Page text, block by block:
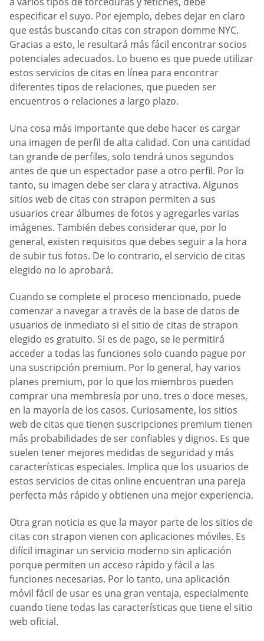
especificar el suyo. Por ejemplo, debes dejar en claro
que estás buscando citas con strapon domme NYC.
Gracias a esto, le resultará más fácil encontrar socios
potenciales adecuados. Lo bueno es que puede utilizar
estos servicios de citas en línea para encontrar
diferentes tipos de relaciones, que pueden ser
encuentros o relaciones a largo plazo.
Una cosa más importante que debe hacer es cargar
una imagen de perfil de alta calidad. Con una cantidad
tan grande de perfiles, solo tendrá unos segundos
antes de que un espectador pase a otro perfil. Por lo
tanto, su imagen debe ser clara y atractiva. Algunos
sitios web de citas con strapon permiten a sus
usuarios crear álbumes de fotos y agregarles varias
imágenes. También debes considerar que, por lo
general, existen requisitos que debes seguir a la hora
de subir tus fotos. De lo contrario, el servicio de citas
elegido no lo aprobará.
Cuando se complete el proceso mencionado, puede
comenzar a navegar a través de la base de datos de
usuarios de inmediato si el sitio de citas de strapon
elegido es gratuito. Si es de pago, se le permitirá
acceder a todas las funciones solo cuando pague por
una suscripción premium. Por lo general, hay varios
planes premium, por lo que los miembros pueden
comprar una membresía por uno, tres o doce meses,
en la mayoría de los casos. Curiosamente, los sitios
web de citas que tienen suscripciones premium tienen
más probabilidades de ser confiables y dignos. Es que
suelen tener mejores medidas de seguridad y más
características especiales. Implica que los usuarios de
estos servicios de citas online encuentran una pareja
perfecta más rápido y obtienen una mejor experiencia.
Otra gran noticia es que la mayor parte de los sitios de
citas con strapon vienen con aplicaciones móviles. Es
difícil imaginar un servicio moderno sin aplicación
porque permiten un acceso rápido y fácil a las
funciones necesarias. Por lo tanto, una aplicación
móvil fácil de usar es una gran ventaja, especialmente
cuando tiene todas las características que tiene el sitio
web oficial.